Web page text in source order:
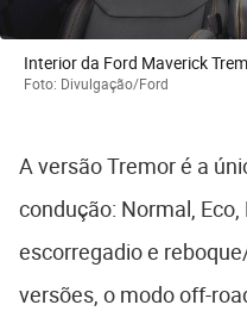
Interior da Ford Maverick
Foto: Divulgação/Ford
A versão Tremor é a
condução: Normal,
escorregadio e
versões, o modo off-